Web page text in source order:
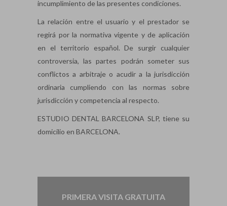
incumplimiento de las presentes condiciones.
La relación entre el usuario y el prestador se
regirá por la normativa vigente y de aplicación
en el territorio español. De surgir cualquier
controversia, las partes podrán someter sus
conflictos a arbitraje o acudir a la jurisdicción
ordinaria cumpliendo con las normas sobre
jurisdicción y competencia al respecto.
ESTUDIO DENTAL BARCELONA SLP, tiene su
domicilio en BARCELONA.
PRIMERA VISITA GRATUITA